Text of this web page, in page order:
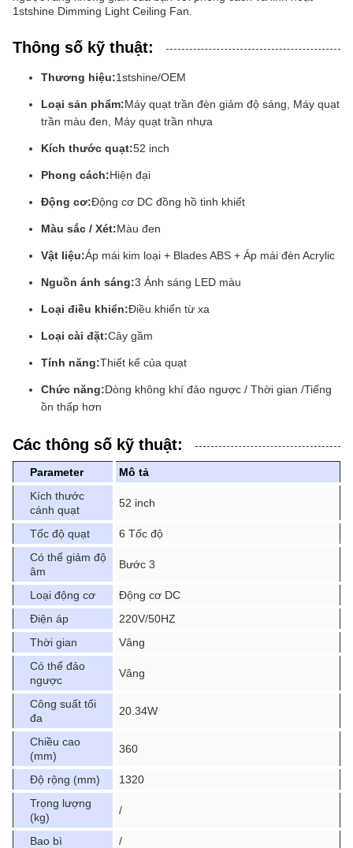
1stshine Dimming Light Ceiling Fan.
Thông số kỹ thuật:
Thương hiệu:1stshine/OEM
Loại sản phẩm:Máy quạt trần đèn giảm độ sáng, Máy quạt
trần màu đen, Máy quạt trần nhựa
Kích thước quạt:52 inch
Phong cách:Hiện đại
Động cơ:Động cơ DC đồng hồ tinh khiết
Màu sắc / Xét:Màu đen
Vật liệu:Áp mái kim loại + Blades ABS + Áp mái đèn Acrylic
Nguồn ánh sáng:3 Ánh sáng LED màu
Loại điều khiển:Điều khiển từ xa
Loại cài đặt:Cây gầm
Tính năng:Thiết kế của quạt
Chức năng:Dòng không khí đảo ngược / Thời gian /Tiếng
ồn thấp hơn
Các thông số kỹ thuật:
Parameter
Mô tả
Kích thước
cánh quạt
52 inch
Tốc độ quạt
6 Tốc độ
Có thể giảm độ
âm
Bước 3
Loại động cơ
Động cơ DC
Điện áp
220V/50HZ
Thời gian
Vâng
Có thể đảo
ngược
Vâng
Công suất tối
đa
20.34W
Chiều cao
(mm)
360
Độ rộng (mm)
1320
Trọng lượng
(kg)
/
Bao bì /